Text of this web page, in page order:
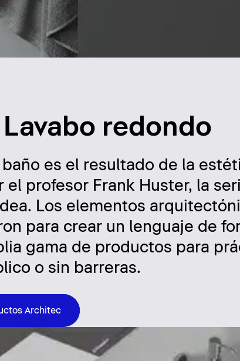
redondo
baño es el resultado de la
el profesor Frank Huster, la
Los elementos
para crear un lenguaje de
gama de productos para
o sin barreras.
Architec